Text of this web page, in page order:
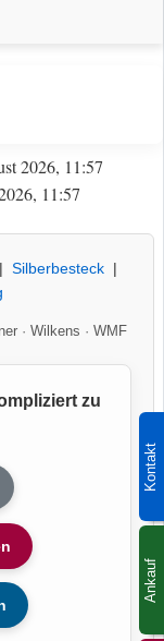
Kontakt
Ankauf
2026, 11:57
11:57
Silberbesteck|
· Wilkens · WMF
zu